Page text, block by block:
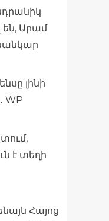
են, Արամ
լինի
WP
է տեղի
Հայոց